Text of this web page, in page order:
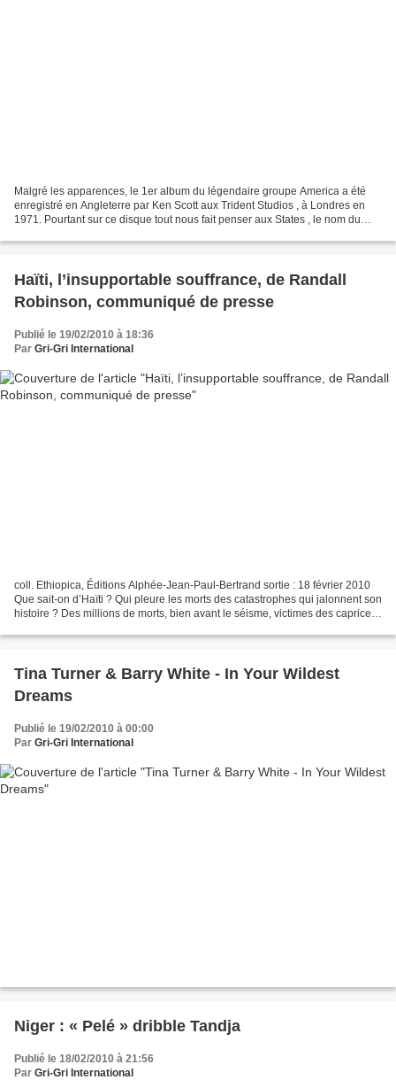
Malgré les apparences, le 1er album du légendaire groupe America a été
enregistré en Angleterre par Ken Scott aux Trident Studios , à Londres en
1971. Pourtant sur ce disque tout nous fait penser aux States , le nom du
Haïti, l’insupportable souffrance, de Randall
Robinson, communiqué de presse
Publié le 19/02/2010 à 18:36
Par Gri-Gri International
coll. Ethiopica, Éditions Alphée-Jean-Paul-Bertrand sortie : 18 février 2010
Que sait-on d’Haïti ? Qui pleure les morts des catastrophes qui jalonnent son
histoire ? Des millions de morts, bien avant le séisme, victimes des caprices
Tina Turner & Barry White - In Your Wildest
Dreams
Publié le 19/02/2010 à 00:00
Par Gri-Gri International
Niger : « Pelé » dribble Tandja
Publié le 18/02/2010 à 21:56
Par Gri-Gri International